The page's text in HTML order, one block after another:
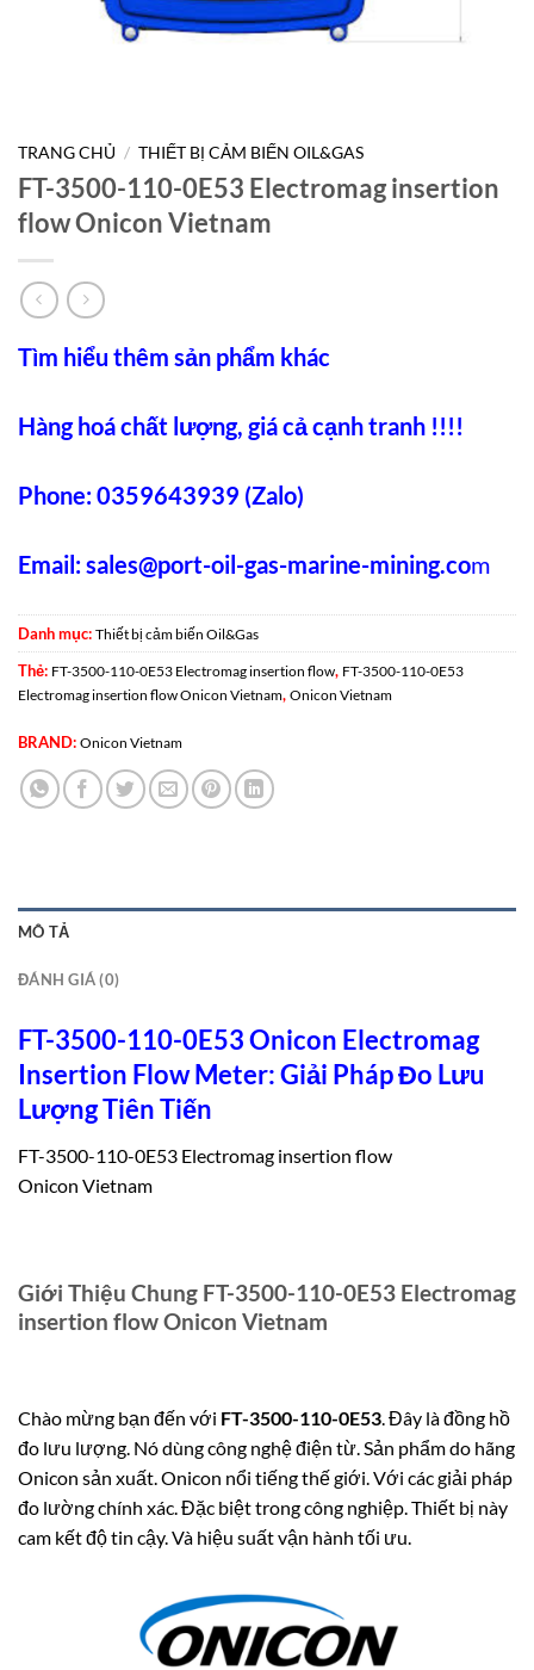
TRANG CHỦ / THIẾT BỊ CẢM BIẾN OIL&GAS
FT-3500-110-0E53 Electromag insertion
flow Onicon Vietnam
Tìm hiểu thêm sản phẩm khác
Hàng hoá chất lượng, giá cả cạnh tranh !!!!
Phone: 0359643939 (Zalo)
Email:sales@port-oil-gas-marine-mining.com
Danh mục: Thiết bị cảm biến Oil&Gas
Thẻ: FT-3500-110-0E53 Electromag insertion flow, FT-3500-110-0E53
Electromag insertion flow Onicon Vietnam, Onicon Vietnam
BRAND: Onicon Vietnam
MÔ TẢ
ĐÁNH GIÁ (0)
FT-3500-110-0E53 Onicon Electromag
Insertion Flow Meter: Giải Pháp Đo Lưu
Lượng Tiên Tiến
FT-3500-110-0E53 Electromag insertion flow
Onicon Vietnam
Giới Thiệu Chung FT-3500-110-0E53 Electromag
insertion flow Onicon Vietnam
Chào mừng bạn đến với FT-3500-110-0E53 . Đây là đồng hồ
đo lưu lượng. Nó dùng công nghệ điện từ. Sản phẩm do hãng
Onicon sản xuất. Onicon nổi tiếng thế giới. Với các giải pháp
đo lường chính xác. Đặc biệt trong công nghiệp. Thiết bị này
cam kết độ tin cậy. Và hiệu suất vận hành tối ưu.